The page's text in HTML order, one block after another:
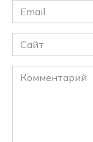
Email
*
Сайт
Комментарий